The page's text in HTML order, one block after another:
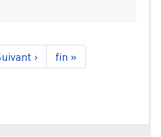
suivante
› Dernière page
fin »